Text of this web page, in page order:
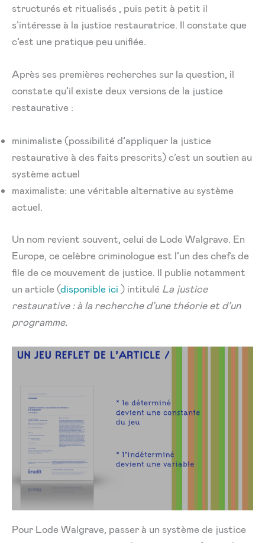
structurés et ritualisés , puis petit à petit il
s’intéresse à la justice restauratrice. Il constate que
c’est une pratique peu unifiée.
Après ses premières recherches sur la question, il
constate qu’il existe deux versions de la justice
restaurative :
minimaliste (possibilité d’appliquer la justice
restaurative à des faits prescrits) c’est un soutien au
système actuel
maximaliste: une véritable alternative au système
actuel.
Un nom revient souvent, celui de Lode Walgrave. En
Europe, ce celèbre criminologue est l’un des chefs de
file de ce mouvement de justice. Il publie notamment
un article (disponible ici ) intitulé La justice
restaurative : à la recherche d’une théorie et d’un
programme.
Pour Lode Walgrave, passer à un système de justice